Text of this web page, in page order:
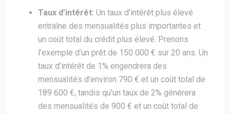
Taux d’intérêt: Un taux d’intérêt plus élevé
entraîne des mensualités plus importantes et
un coût total du crédit plus élevé. Prenons
l’exemple d’un prêt de 150 000 € sur 20 ans. Un
taux d’intérêt de 1% engendrera des
mensualités d’environ 790 € et un coût total de
189 600 €, tandis qu’un taux de 2% générera
des mensualités de 900 € et un coût total de